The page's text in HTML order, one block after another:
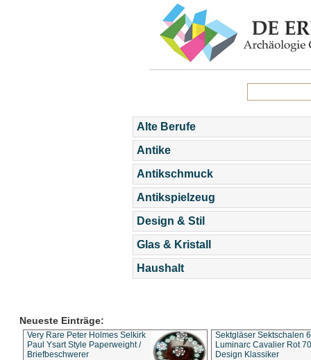
Alte Berufe
Antike
Antikschmuck
Antikspielzeug
Design & Stil
Glas & Kristall
Haushalt
Neueste Einträge:
Very Rare Peter Holmes Selkirk
Paul Ysart Style Paperweight /
Briefbeschwerer
Sektgläser Sektschalen
Luminarc Cavalier Rot
Design Klassiker